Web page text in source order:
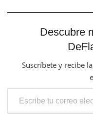
Descubre
Suscríbete y recibe
Escribe tu correo electrónico…